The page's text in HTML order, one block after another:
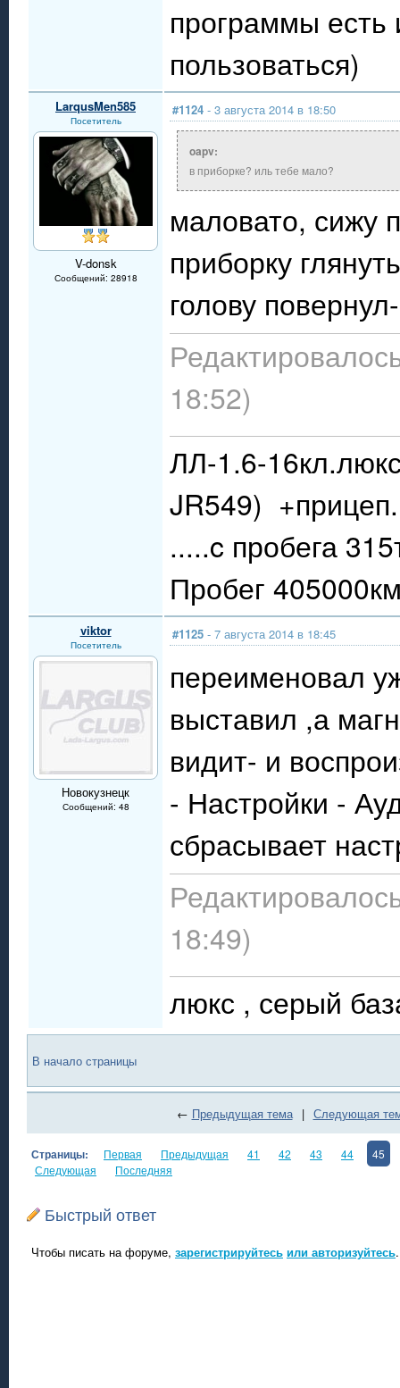
программы есть
пользоваться)
LarqusMen585
Посетитель
V-donsk
Сообщений: 28918
#1124 - 3 августа 2014 в 18:50
oapv:
в приборке? иль тебе мало?
маловато, сижу
приборку
голову
18:52)
ЛЛ-1.6-
JR549) +прицеп.
.....c пробега
Пробег
viktor
Посетитель
Новокузнецк
Сообщений: 48
#1125 - 7 августа 2014 в 18:45
переименовал
выставил ,а
видит- и
- Настройки -
сбрасывает
18:49)
люкс ,
В начало страницы
← Предыдущая тема | Следующая
Страницы: Первая Предыдущая 41 42 43 44
45
Следующая
Последняя
Быстрый ответ
Чтобы писать на форуме, зарегистрируйтесь или авторизуйтесь.